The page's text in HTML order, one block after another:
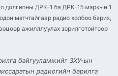
долгионы ДРК-1 ба ДРК-15 маркын 1
матчтайгаар радио холбоо барих,
ажилллуулах зорилготойгоор
байгууламжийг ЗХУ-ын
радиогийн барилга